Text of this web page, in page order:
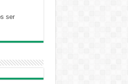
ser